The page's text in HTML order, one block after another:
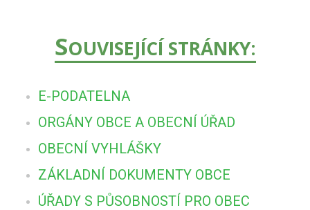
SOUVISEJÍCÍ STRÁNKY:
E-PODATELNA
ORGÁNY OBCE A OBECNÍ ÚŘAD
OBECNÍ VYHLÁŠKY
ZÁKLADNÍ DOKUMENTY OBCE
ÚŘADY S PŮSOBNOSTÍ PRO OBEC